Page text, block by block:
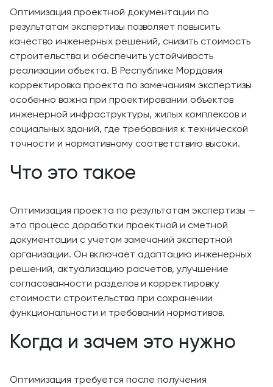
Оптимизация проектной документации по
результатам экспертизы позволяет повысить
качество инженерных решений, снизить стоимость
строительства и обеспечить устойчивость
реализации объекта. В Республике Мордовия
корректировка проекта по замечаниям экспертизы
особенно важна при проектировании объектов
инженерной инфраструктуры, жилых комплексов и
социальных зданий, где требования к технической
точности и нормативному соответствию высоки.
Что это такое
Оптимизация проекта по результатам экспертизы —
это процесс доработки проектной и сметной
документации с учетом замечаний экспертной
организации. Он включает адаптацию инженерных
решений, актуализацию расчетов, улучшение
согласованности разделов и корректировку
стоимости строительства при сохранении
функциональности и требований нормативов.
Когда и зачем это нужно
Оптимизация требуется после получения